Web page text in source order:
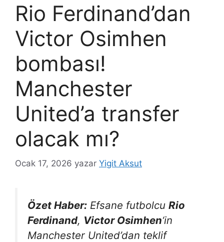
Rio Ferdinand’dan
Victor Osimhen
bombası!
Manchester
United’a transfer
olacak mı?
Ocak 17, 2026 yazar Yigit Aksut
Özet Haber: Efsane futbolcu Rio
Ferdinand, Victor Osimhen‘in
Manchester United’dan teklif